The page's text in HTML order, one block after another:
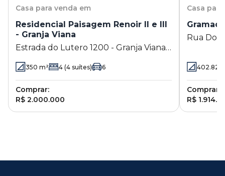
Casa para venda em
Residencial Paisagem Renoir II e III
- Granja Viana
Estrada do Lutero 1200 - Granja Viana -
Cotia - SP
350 m² 4 (4 suítes) 6
Comprar:
R$ 2.000.000
Casa
Rua
402.82
Comprar:
R$